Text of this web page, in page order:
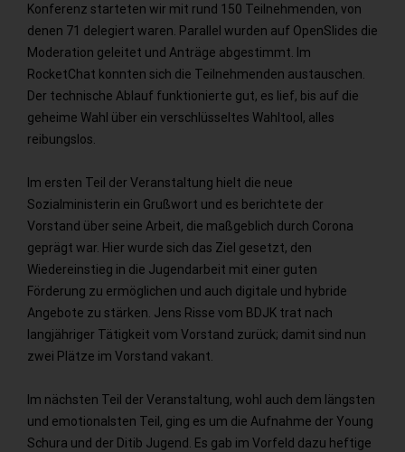
Konferenz starteten wir mit rund 150 Teilnehmenden, von
denen 71 delegiert waren. Parallel wurden auf OpenSlides die
Moderation geleitet und Anträge abgestimmt. Im
RocketChat konnten sich die Teilnehmenden austauschen.
Der technische Ablauf funktionierte gut, es lief, bis auf die
geheime Wahl über ein verschlüsseltes Wahltool, alles
reibungslos.
Im ersten Teil der Veranstaltung hielt die neue
Sozialministerin ein Grußwort und es berichtete der
Vorstand über seine Arbeit, die maßgeblich durch Corona
geprägt war. Hier wurde sich das Ziel gesetzt, den
Wiedereinstieg in die Jugendarbeit mit einer guten
Förderung zu ermöglichen und auch digitale und hybride
Angebote zu stärken. Jens Risse vom BDJK trat nach
langjähriger Tätigkeit vom Vorstand zurück; damit sind nun
zwei Plätze im Vorstand vakant.
Im nächsten Teil der Veranstaltung, wohl auch dem längsten
und emotionalsten Teil, ging es um die Aufnahme der Young
Schura und der Ditib Jugend. Es gab im Vorfeld dazu heftige